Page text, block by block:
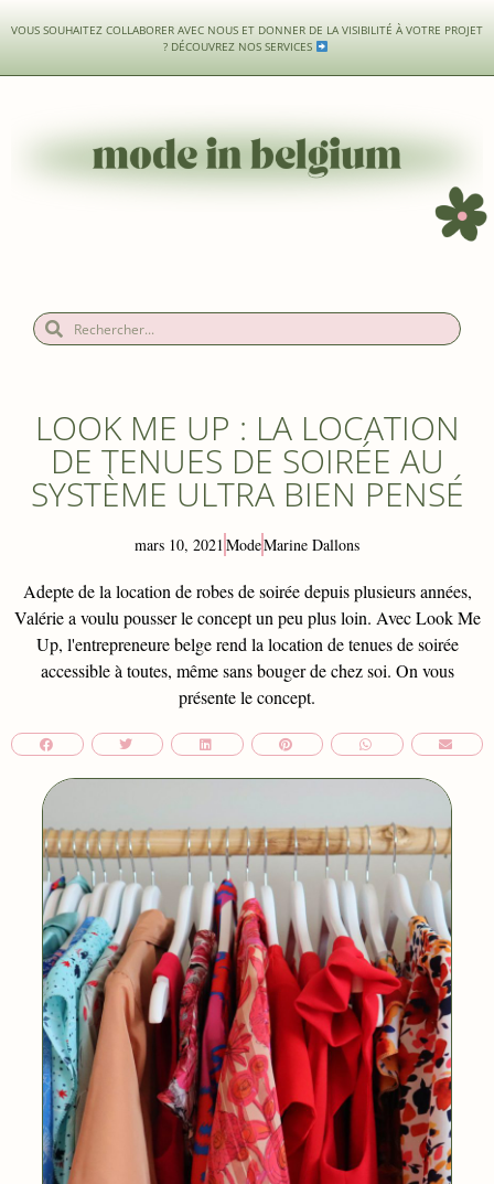
VOUS SOUHAITEZ COLLABORER AVEC NOUS ET DONNER DE LA VISIBILITÉ À VOTRE PROJET
? DÉCOUVREZ NOS SERVICES
LOOK ME UP : LA LOCATION
DE TENUES DE SOIRÉE AU
SYSTÈME ULTRA BIEN PENSÉ
mars 10, 2021ModeMarine Dallons
Adepte de la location de robes de soirée depuis plusieurs années,
Valérie a voulu pousser le concept un peu plus loin. Avec Look Me
Up, l'entrepreneure belge rend la location de tenues de soirée
accessible à toutes, même sans bouger de chez soi. On vous
présente le concept.